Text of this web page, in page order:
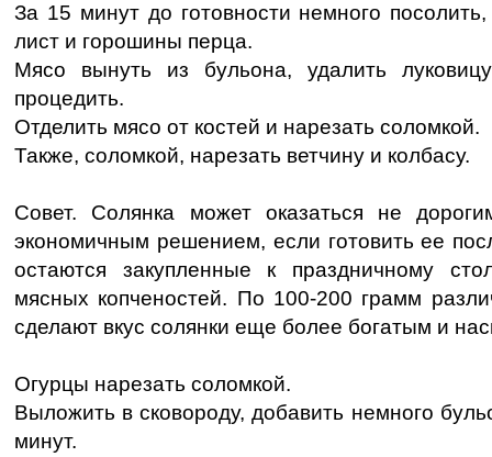
За 15 минут до готовности немного
лист и горошины перца.
Мясо вынуть из бульона, удалить
процедить.
Отделить мясо от костей и нарезать соломкой.
Также, соломкой, нарезать ветчину и колбасу.
Совет. Солянка может оказаться не
экономичным решением, если готовить ее
остаются закупленные к праздничному
мясных копченостей. По 100-200 грамм
сделают вкус солянки еще более богатым и
Огурцы нарезать соломкой.
Выложить в сковороду, добавить немного
минут.